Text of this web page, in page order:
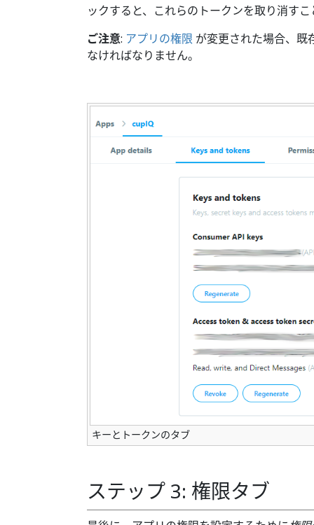
ックすると、これらのトークンを取り消す
ご注意: アプリの権限 が変更された場合、既
なければなりません。
キーとトークンのタブ
ステップ 3: 権限タブ